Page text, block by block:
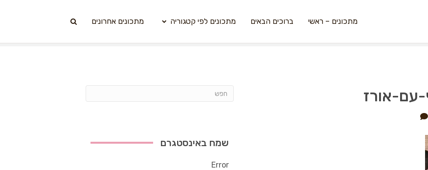
מתכונים – ראשי ברוכים הבאים מתכונים לפי קטגוריה מתכונים אחרונים
עם-אורז
שמח באינסטגרם
Error